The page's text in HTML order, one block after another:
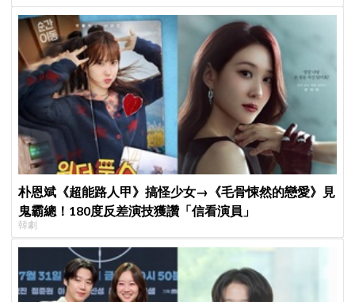
朴恩斌《超能路人甲》搞怪少女→《毛骨悚然的戀愛》見
鬼霸總！180度反差演技獲讚「信看演員」
韓劇